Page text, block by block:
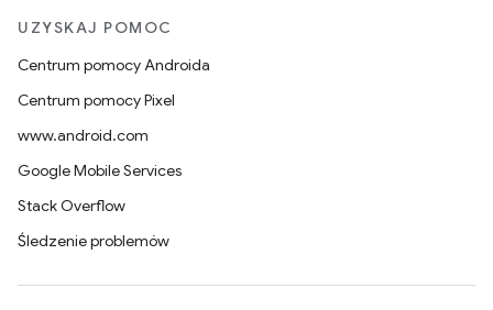
UZYSKAJ POMOC
Centrum pomocy Androida
Centrum pomocy Pixel
www.android.com
Google Mobile Services
Stack Overflow
Śledzenie problemów